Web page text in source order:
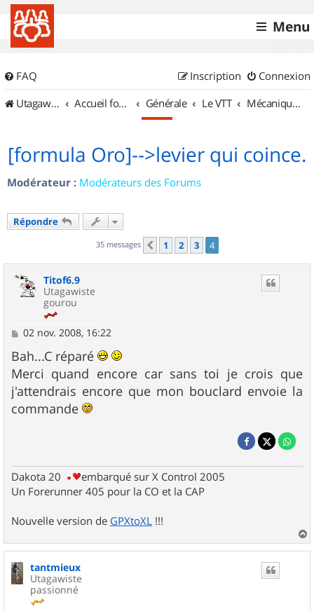
Menu
FAQ Connexion
Inscription
UtagawaVTT (Randos VTT et VTTAE avec traces GPS)
Accueil forum Générale Le VTT Mécanique et Entretiens
[formula Oro]-->levier qui coince.
Modérateur : Modérateurs des Forums
Répondre
35 messages Précédent
1 2 3 4
Titof6.9
Utagawiste
gourou
M
s
s
a
g
e
02 nov. 2008, 16:22
Bah...C réparé
Merci quand encore car sans toi je crois que
j'attendrais encore que mon bouclard envoie la
commande
Dakota 20
embarqué sur X Control 2005
Un Forerunner 405 pour la CO et la CAP
Nouvelle version de GPXtoXL !!!
a
u
tantmieux
Utagawiste
passionné